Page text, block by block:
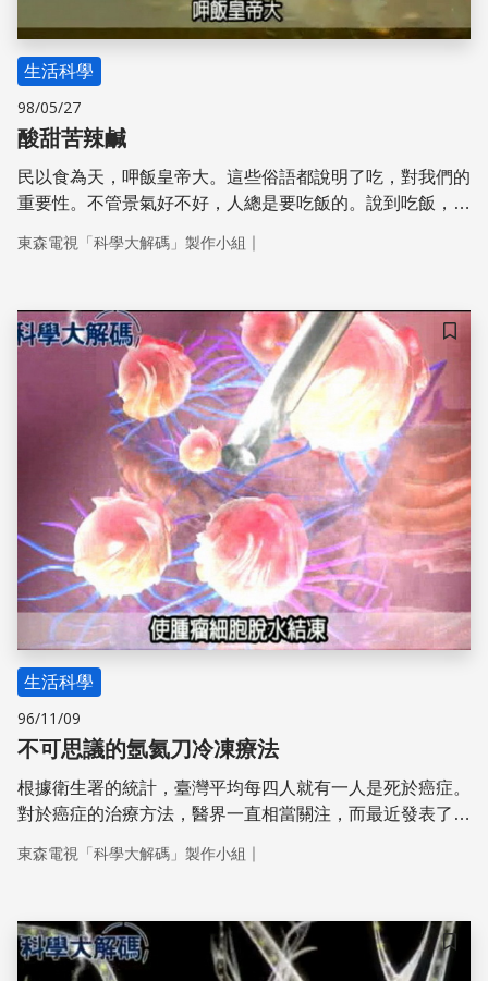
生活科學
98/05/27
酸甜苦辣鹹
民以食為天，呷飯皇帝大。這些俗語都說明了吃，對我們的
重要性。不管景氣好不好，人總是要吃飯的。說到吃飯，我
辣它嚴格說起來並不算是一種味覺，它其實是"痛覺"，到底
嚐，酸甜苦辣鹹。
東森電視「科學大解碼」製作小組 ｜
儲存
生活科學
96/11/09
不可思議的氬氦刀冷凍療法
根據衛生署的統計，臺灣平均每四人就有一人是死於癌症。
對於癌症的治療方法，醫界一直相當關注，而最近發表了一
法，氬氦刀手術的出現讓癌症治療如同慢性病，不僅損傷較
帶來了新的希望。
東森電視「科學大解碼」製作小組 ｜
儲存